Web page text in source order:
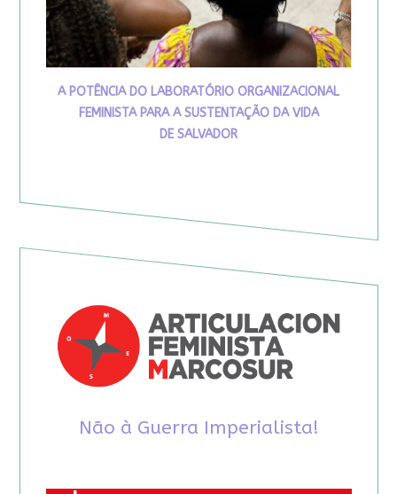
A POTÊNCIA DO LABORATÓRIO ORGANIZACIONAL
FEMINISTA PARA A SUSTENTAÇÃO DA VIDA
DE SALVADOR
Não à Guerra Imperialista!